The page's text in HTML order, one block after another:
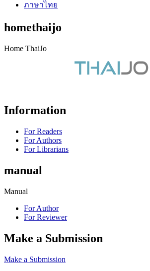
ภาษาไทย
homethaijo
Home ThaiJo
Information
For Readers
For Authors
For Librarians
manual
Manual
For Author
For Reviewer
Make a Submission
Make a Submission